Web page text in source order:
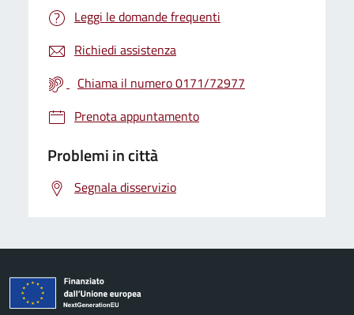
Leggi le domande frequenti
Richiedi assistenza
Chiama il numero 0171/72977
Prenota appuntamento
Problemi in città
Segnala disservizio